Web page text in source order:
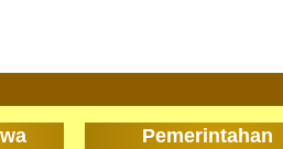
Pemerintahan